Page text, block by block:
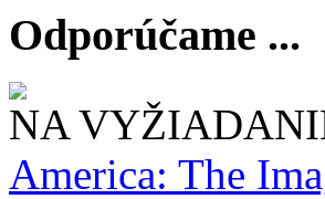
Odporúčame ...
NA
America: The